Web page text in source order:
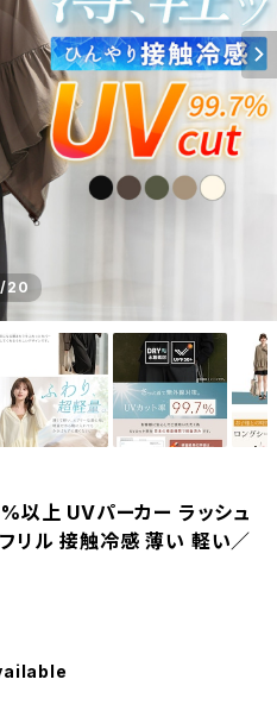
/20
以上 UVパーカー ラッシュ
リル 接触冷感 薄い 軽い／